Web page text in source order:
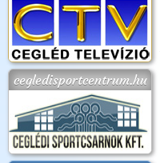
cegledisportcentrum.hu